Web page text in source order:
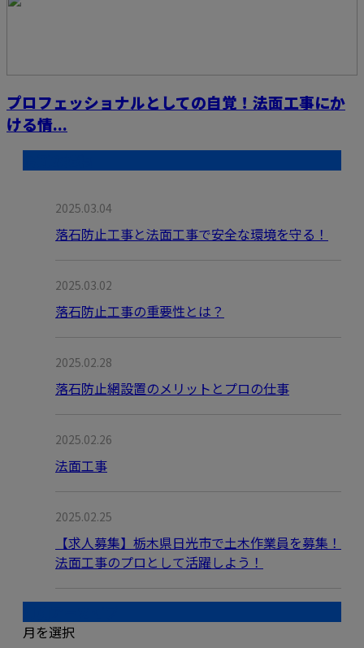
プロフェッショナルとしての自覚！法面工事にか
ける情...
2025.03.04
落石防止工事と法面工事で安全な環境を守る！
2025.03.02
落石防止工事の重要性とは？
2025.02.28
落石防止網設置のメリットとプロの仕事
2025.02.26
法面工事
2025.02.25
【求人募集】栃木県日光市で土木作業員を募集！
法面工事のプロとして活躍しよう！
月を選択